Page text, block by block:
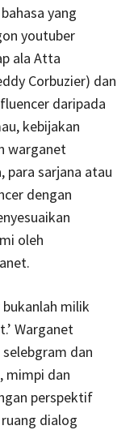
yang
youtuber
ala Atta
Corbuzier) dan
daripada
kebijakan
warganet
para sarjana atau
dengan
oleh
bukanlah milik
Warganet
dan
mimpi dan
perspektif
dialog